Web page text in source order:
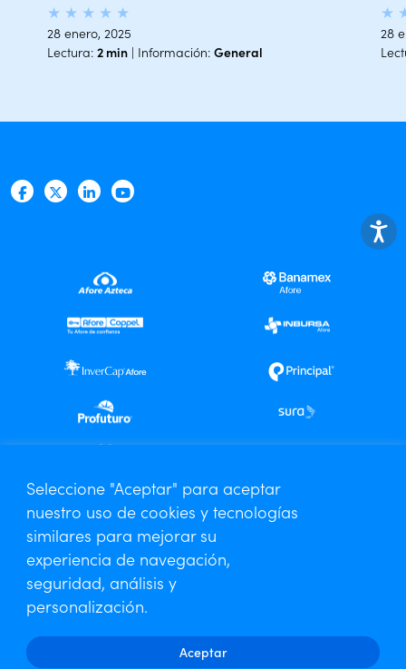
Seleccione "Aceptar" para aceptar
nuestro uso de cookies y tecnologías
similares para mejorar su
experiencia de navegación,
seguridad, análisis y
personalización.
Aceptar
★ ★ ★ ★ ★
28 enero, 2025
Lectura: 2 min | Información: General
★
28
Centro de Análisis Especializado
Contáctanos
Aviso de Privacidad
Amafore © 2026